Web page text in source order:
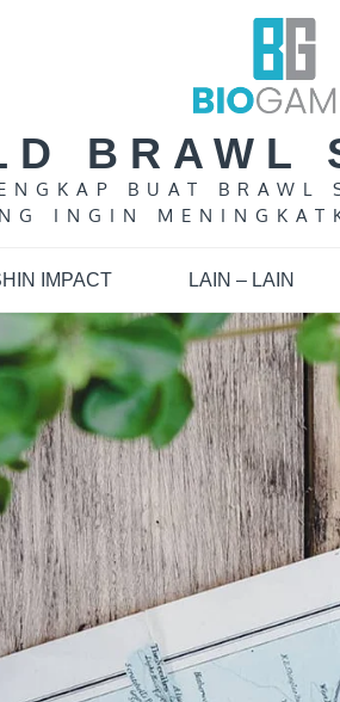
BRAWL
BUAT BRAWL
INGIN
IMPACT LAIN – LAIN